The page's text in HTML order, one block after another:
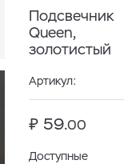
Подсвечник
Queen,
золотистый
Артикул:
₽ 59.00
Доступные